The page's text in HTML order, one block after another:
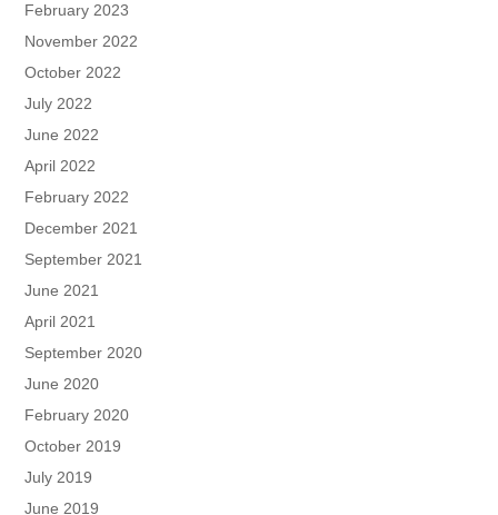
February 2023
November 2022
October 2022
July 2022
June 2022
April 2022
February 2022
December 2021
September 2021
June 2021
April 2021
September 2020
June 2020
February 2020
October 2019
July 2019
June 2019